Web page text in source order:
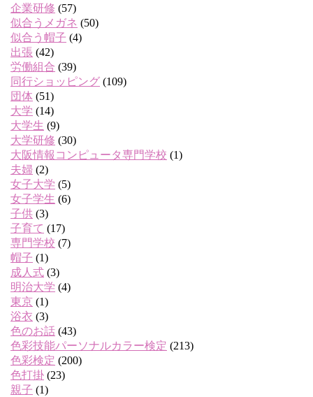
企業研修 (57)
似合うメガネ (50)
似合う帽子 (4)
出張 (42)
労働組合 (39)
同行ショッピング (109)
団体 (51)
大学 (14)
大学生 (9)
大学研修 (30)
大阪情報コンピュータ専門学校 (1)
夫婦 (2)
女子大学 (5)
女子学生 (6)
子供 (3)
子育て (17)
専門学校 (7)
帽子 (1)
成人式 (3)
明治大学 (4)
東京 (1)
浴衣 (3)
色のお話 (43)
色彩技能パーソナルカラー検定 (213)
色彩検定 (200)
色打掛 (23)
親子 (1)